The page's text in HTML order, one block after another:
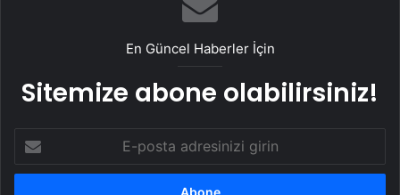
En Güncel Haberler İçin
Sitemize abone olabilirsiniz!
posta
adresinizi